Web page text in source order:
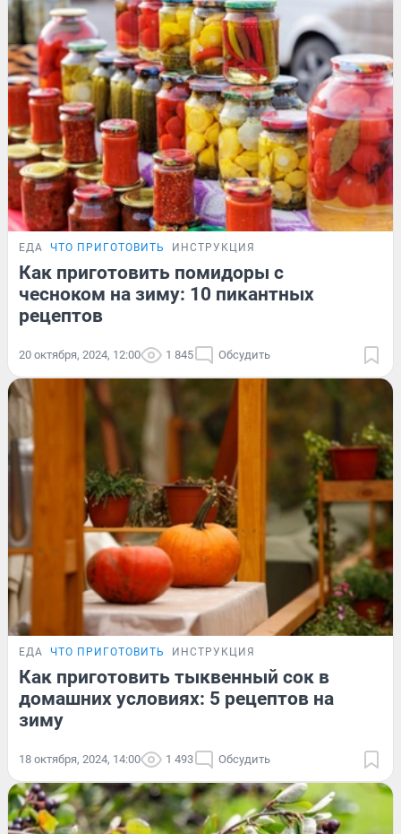
ЕДА ЧТО ПРИГОТОВИТЬ ИНСТРУКЦИЯ
Как приготовить помидоры с
чесноком на зиму: 10 пикантных
рецептов
20 октября, 2024, 12:00 1 845 Обсудить
ЕДА ЧТО ПРИГОТОВИТЬ ИНСТРУКЦИЯ
Как приготовить тыквенный сок в
домашних условиях: 5 рецептов на
зиму
18 октября, 2024, 14:00 1 493 Обсудить